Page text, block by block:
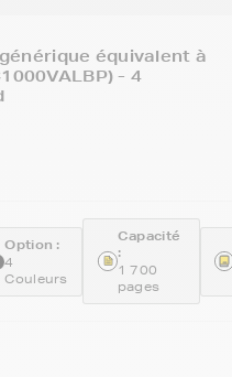
équivalent à
- 4
Option :
4
Couleurs
Capacité
:
1 700
pages